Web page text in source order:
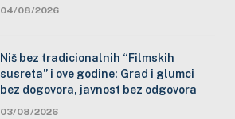
04/08/2026
Niš bez tradicionalnih “Filmskih
susreta” i ove godine: Grad i glumci
bez dogovora, javnost bez odgovora
03/08/2026